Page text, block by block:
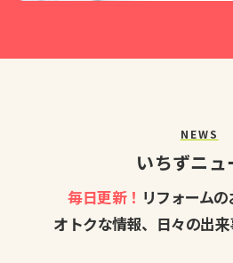
NEWS
いちずニュ
毎日更新！ リフォームの
オトクな情報、日々の出来